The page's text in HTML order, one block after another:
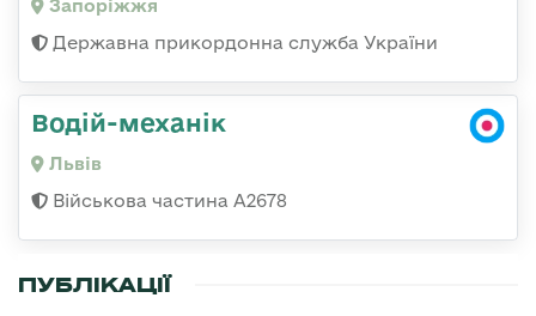
Запоріжжя
Державна прикордонна служба України
Водій-механік
Львів
Військова частина А2678
ПУБЛІКАЦІЇ